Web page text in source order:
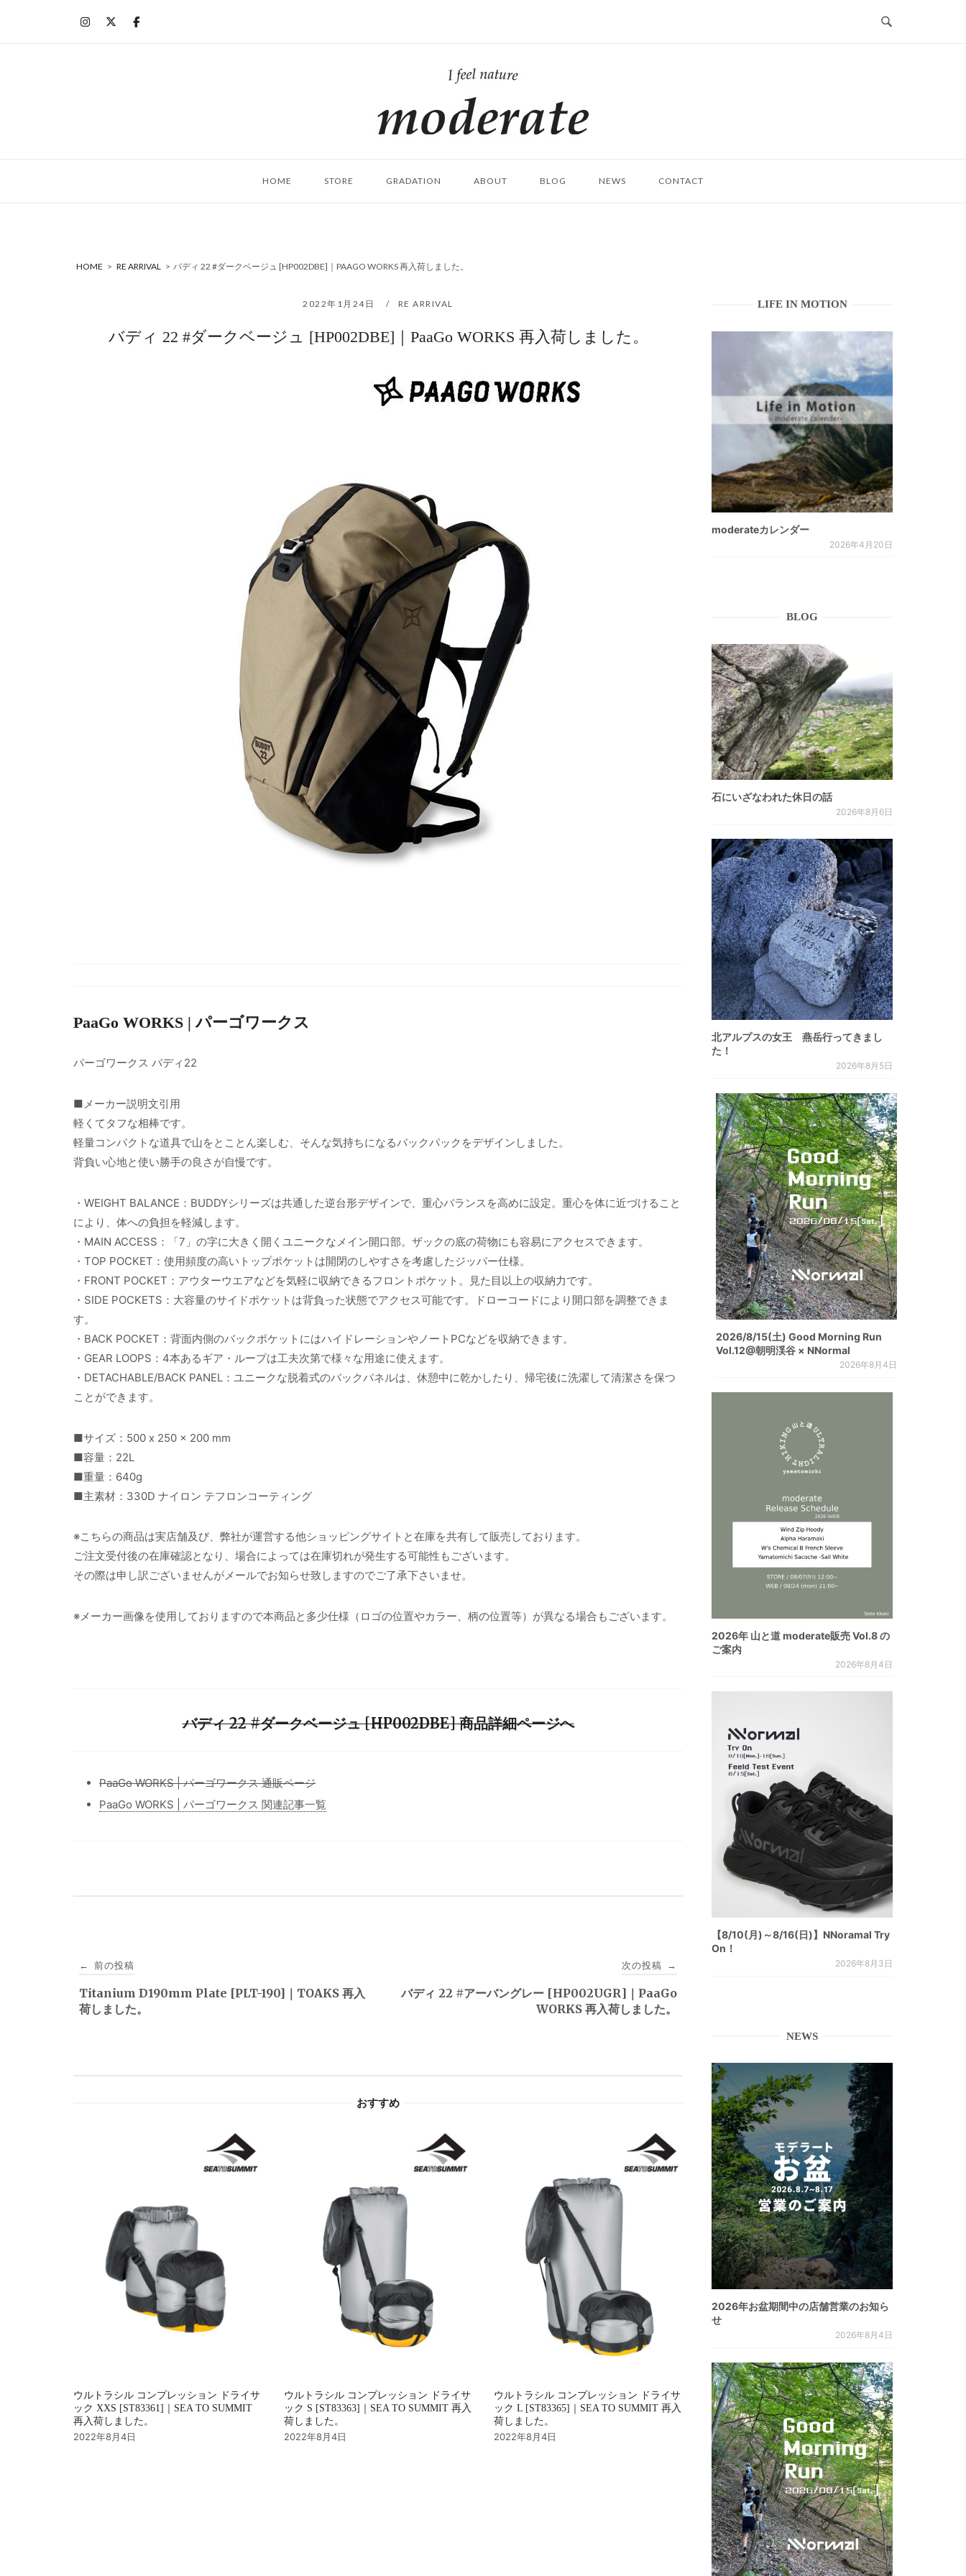
ム
HOME STORE GRADATION ABOUT BLOG NEWS CONTACT
HOME > RE ARRIVAL > バディ 22 #ダークベージュ [HP002DBE]｜PAAGO WORKS 再入荷しました。
2022年1月24日 RE ARRIVAL
バディ 22 #ダークベージュ [HP002DBE]｜PaaGo WORKS 再入荷しました。
PaaGo WORKS | パーゴワークス
パーゴワークス バディ22
■メーカー説明文引用
軽くてタフな相棒です。
軽量コンパクトな道具で山をとことん楽しむ、そんな気持ちになるバックパックをデザインしました。
背負い心地と使い勝手の良さが自慢です。
・WEIGHT BALANCE：BUDDYシリーズは共通した逆台形デザインで、重心バランスを高めに設定。重心を体に近づけること
により、体への負担を軽減します。
・MAIN ACCESS：「7」の字に大きく開くユニークなメイン開口部。ザックの底の荷物にも容易にアクセスできます。
・TOP POCKET：使用頻度の高いトップポケットは開閉のしやすさを考慮したジッパー仕様。
・FRONT POCKET：アウターウエアなどを気軽に収納できるフロントポケット。見た目以上の収納力です。
・SIDE POCKETS：大容量のサイドポケットは背負った状態でアクセス可能です。ドローコードにより開口部を調整できま
す。
・BACK POCKET：背面内側のバックポケットにはハイドレーションやノートPCなどを収納できます。
・GEAR LOOPS：4本あるギア・ループは工夫次第で様々な用途に使えます。
・DETACHABLE/BACK PANEL：ユニークな脱着式のバックパネルは、休憩中に乾かしたり、帰宅後に洗濯して清潔さを保つ
ことができます。
■サイズ：500 x 250 x 200 mm
■容量：22L
■重量：640g
■主素材：330D ナイロン テフロンコーティング
※こちらの商品は実店舗及び、弊社が運営する他ショッピングサイトと在庫を共有して販売しております。
ご注文受付後の在庫確認となり、場合によっては在庫切れが発生する可能性もございます。
その際は申し訳ございませんがメールでお知らせ致しますのでご了承下さいませ。
※メーカー画像を使用しておりますので本商品と多少仕様（ロゴの位置やカラー、柄の位置等）が異なる場合もございます。
バディ 22 #ダークベージュ [HP002DBE] 商品詳細ページへ
PaaGo WORKS | パーゴワークス 通販ページ
PaaGo WORKS | パーゴワークス 関連記事一覧
稿
ナ
← 前の投稿
Titanium D190mm Plate [PLT-190]｜TOAKS 再入
荷しました。
次の投稿 →
バディ 22 #アーバングレー [HP002UGR]｜PaaGo
WORKS 再入荷しました。
おすすめ
ウルトラシル コンプレッション ドライサ
ック XXS [ST83361]｜SEA TO SUMMIT
再入荷しました。
2022年8月4日
ウルトラシル コンプレッション ドライサ
ック S [ST83363]｜SEA TO SUMMIT 再入
荷しました。
2022年8月4日
ウルトラシル コンプレッション ドライサ
ック L [ST83365]｜SEA TO SUMMIT 再入
荷しました。
2022年8月4日
LIFE IN MOTION
moderateカレンダー
2026年4月20日
BLOG
石にいざなわれた休日の話
2026年8月6日
北アルプスの女王 燕岳行ってきまし
た！
2026年8月5日
2026/8/15(土) Good Morning Run
Vol.12@朝明渓谷 × NNormal
2026年8月4日
2026年 山と道 moderate販売 Vol.8 の
ご案内
2026年8月4日
【8/10(月)～8/16(日)】NNoramal Try
On！
2026年8月3日
NEWS
2026年お盆期間中の店舗営業のお知ら
せ
2026年8月4日